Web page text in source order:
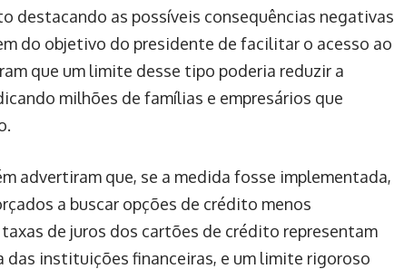
destacando as possíveis consequências negativas
do objetivo do presidente de facilitar o acesso ao
que um limite desse tipo poderia reduzir a
milhões de famílias e empresários que
advertiram que, se a medida fosse implementada,
a buscar opções de crédito menos
de juros dos cartões de crédito representam
instituições financeiras, e um limite rigoroso